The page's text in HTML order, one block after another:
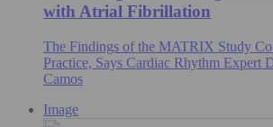
with Atrial Fibrillation
The Findings of the MATRIX Study
Practice, Says Cardiac Rhythm Expert
Camos
Image